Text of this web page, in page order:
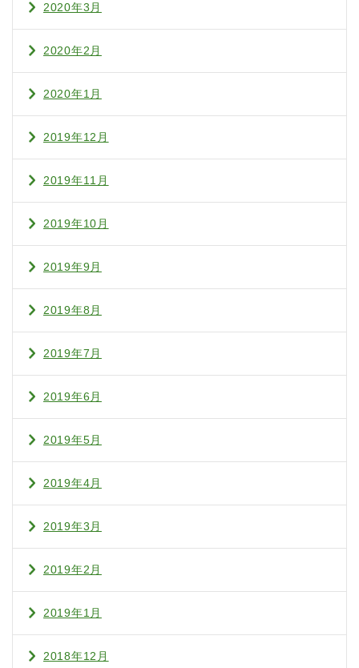
2020年3月
2020年2月
2020年1月
2019年12月
2019年11月
2019年10月
2019年9月
2019年8月
2019年7月
2019年6月
2019年5月
2019年4月
2019年3月
2019年2月
2019年1月
2018年12月